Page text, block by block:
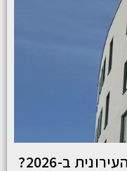
ב-2026?